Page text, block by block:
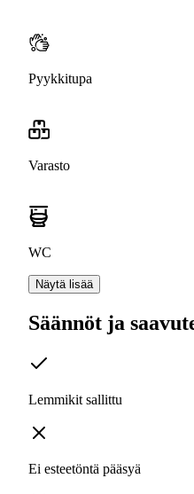
Pyykkitupa
Varasto
WC
Näytä lisää
Säännöt ja
Lemmikit sallittu
Ei esteetöntä pääsyä